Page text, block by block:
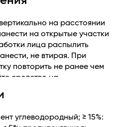
на расстоянии
на открытые участки
лица распылить
не втирая. При
повторить не ранее чем
средство на
углеводородный; ≥ 15%: